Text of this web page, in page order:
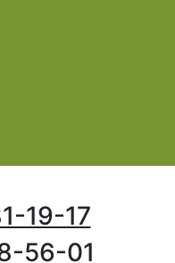
19-17
56-01